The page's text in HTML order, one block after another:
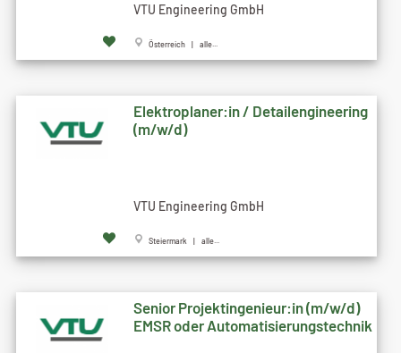
VTU Engineering GmbH
Österreich | alle...
Elektroplaner:in / Detailengineering
(m/w/d)
VTU Engineering GmbH
Steiermark | alle...
Senior Projektingenieur:in (m/w/d)
EMSR oder Automatisierungstechnik